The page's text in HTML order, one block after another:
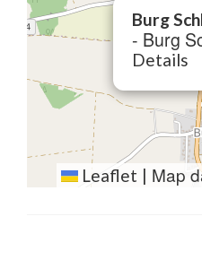
Burg
- Burg
Details
Leaflet | Map